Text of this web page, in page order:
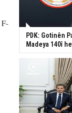
PDK: Gotinên
Madeya 140î